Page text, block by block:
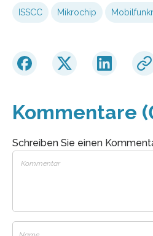
ISSCC Mikrochip
Kommentare
Schreiben Sie einen